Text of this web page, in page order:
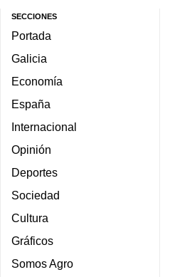
SECCIONES
Portada
Galicia
Economía
España
Internacional
Opinión
Deportes
Sociedad
Cultura
Gráficos
Somos Agro